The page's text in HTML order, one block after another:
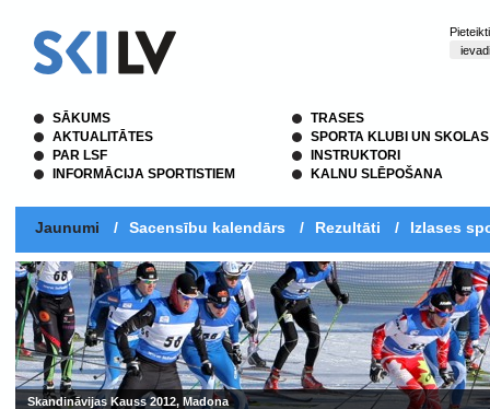
SĀKUMS
AKTUALITĀTES
PAR LSF
INFORMĀCIJA SPORTISTIEM
TRASES
SPORTA KLUBI UN SKOLAS
INSTRUKTORI
KALNU SLĒPOŠANA
Jaunumi / Sacensību kalendārs / Rezultāti / Izlases
Skandināvijas Kauss 2012, Madona